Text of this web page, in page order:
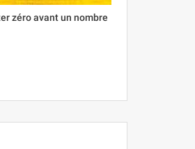
zéro avant un nombre